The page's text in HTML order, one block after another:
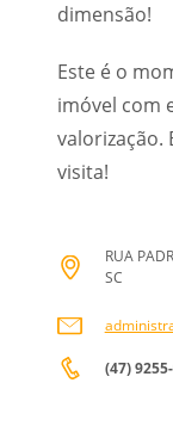
dimensão!
Este é o
imóvel com
valorização.
visita!
RUA
SC
(47)